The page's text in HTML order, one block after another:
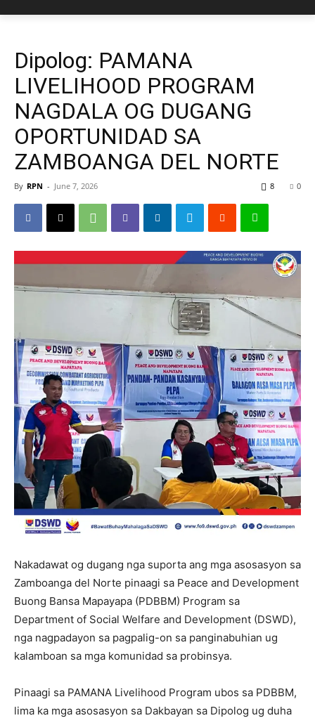
Dipolog: PAMANA
LIVELIHOOD PROGRAM
NAGDALA OG DUGANG
OPORTUNIDAD SA
ZAMBOANGA DEL NORTE
By RPN - June 7, 2026 0
8
Nakadawat og dugang nga suporta ang mga asosasyon sa
Zamboanga del Norte pinaagi sa Peace and Development
Buong Bansa Mapayapa (PDBBM) Program sa
Department of Social Welfare and Development (DSWD),
nga nagpadayon sa pagpalig-on sa panginabuhian ug
kalamboan sa mga komunidad sa probinsya.
Pinaagi sa PAMANA Livelihood Program ubos sa PDBBM,
lima ka mga asosasyon sa Dakbayan sa Dipolog ug duha